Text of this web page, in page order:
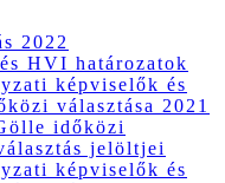
2022
HVI határozatok
képviselők és
választása 2021
időközi
jelöltjei
képviselők és